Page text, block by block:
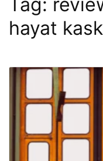
hayat